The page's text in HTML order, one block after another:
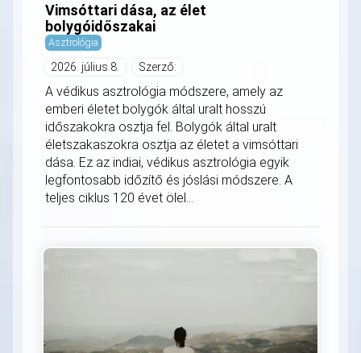
Vimsóttari dása, az élet
bolygóidőszakai
Asztrológia
2026. július 8. Szerző:
A védikus asztrológia módszere, amely az
emberi életet bolygók által uralt hosszú
időszakokra osztja fel. Bolygók által uralt
életszakaszokra osztja az életet a vimsóttari
dása. Ez az indiai, védikus asztrológia egyik
legfontosabb időzítő és jóslási módszere. A
teljes ciklus 120 évet ölel...